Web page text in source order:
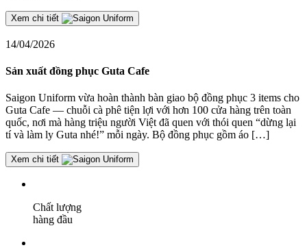
Xem chi tiết
14/04/2026
Sản xuất đồng phục Guta Cafe
Saigon Uniform vừa hoàn thành bàn giao bộ đồng phục 3 items cho
Guta Cafe — chuỗi cà phê tiện lợi với hơn 100 cửa hàng trên toàn
quốc, nơi mà hàng triệu người Việt đã quen với thói quen “dừng lại
tí và làm ly Guta nhé!” mỗi ngày. Bộ đồng phục gồm áo […]
Xem chi tiết
Chất lượng
hàng đầu